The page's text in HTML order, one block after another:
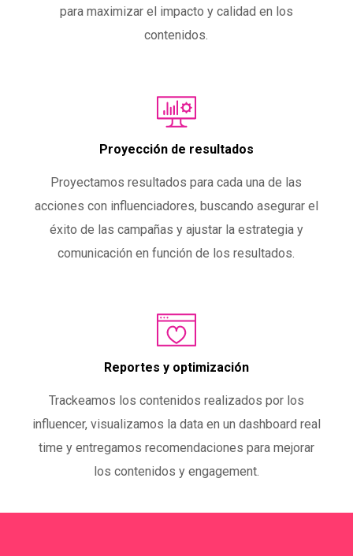
para maximizar el impacto y calidad en los
contenidos.
Proyección de resultados
Proyectamos resultados para cada una de las
acciones con influenciadores, buscando asegurar el
éxito de las campañas y ajustar la estrategia y
comunicación en función de los resultados.
Reportes y optimización
Trackeamos los contenidos realizados por los
influencer, visualizamos la data en un dashboard real
time y entregamos recomendaciones para mejorar
los contenidos y engagement.